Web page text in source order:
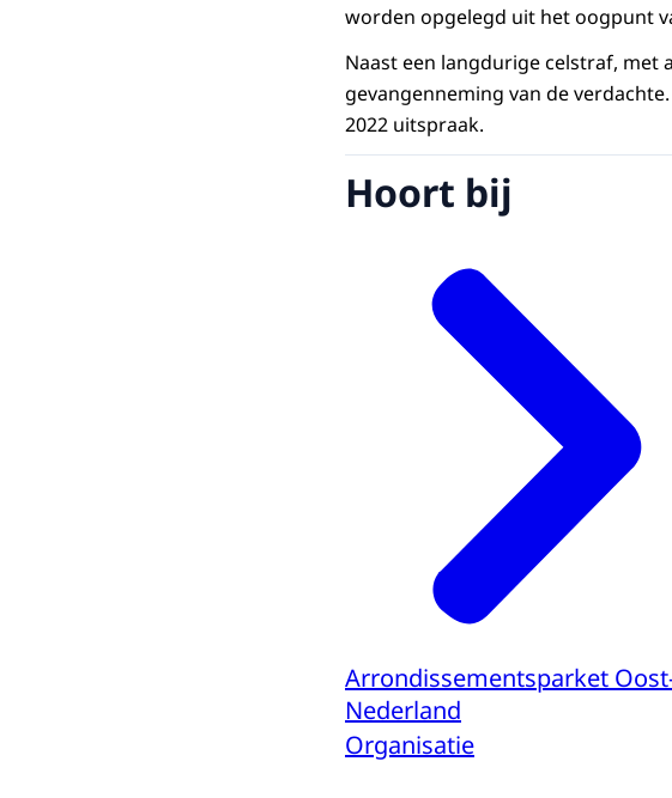
worden opgelegd uit het oogpunt
Naast een langdurige celstraf,
gevangenneming van de
2022 uitspraak.
Hoort bij
Arrondissementsparket
Nederland
Organisatie